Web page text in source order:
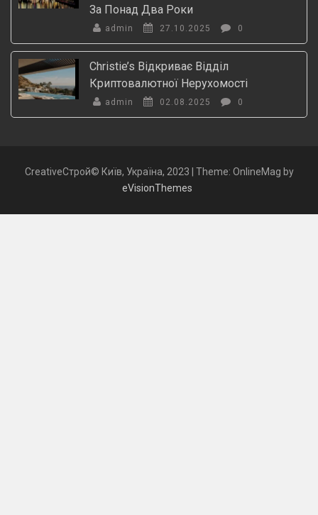
За Понад Два Роки
admin 27.10.2025 0
Christie’s Відкриває Відділ
Криптовалютної Нерухомості
admin 02.08.2025 0
CreativeСтрой© Київ, Україна, 2023
Theme: OnlineMag by
eVisionThemes